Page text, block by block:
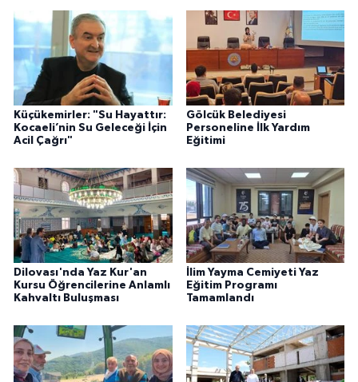
Küçükemirler: "Su Hayattır:
Kocaeli’nin Su Geleceği İçin
Acil Çağrı"
Gölcük Belediyesi
Personeline İlk Yardım
Eğitimi
Dilovası'nda Yaz Kur'an
Kursu Öğrencilerine Anlamlı
Kahvaltı Buluşması
İlim Yayma Cemiyeti Yaz
Eğitim Programı
Tamamlandı